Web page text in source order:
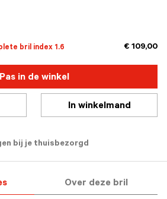
bril index 1.6 € 109,00
Pas in de winkel
In winkelmand
bij je thuisbezorgd
Over deze bril